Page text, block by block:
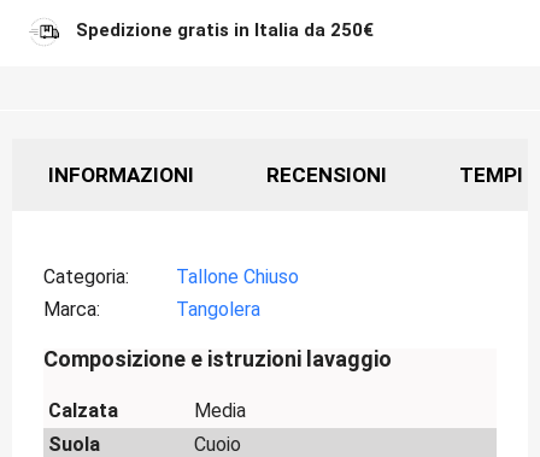
Spedizione gratis in Italia da 250€
INFORMAZIONI RECENSIONI TEMPI
Categoria
Tallone Chiuso
Marca
Tangolera
Composizione e istruzioni lavaggio
Calzata
Media
Suola
Cuoio